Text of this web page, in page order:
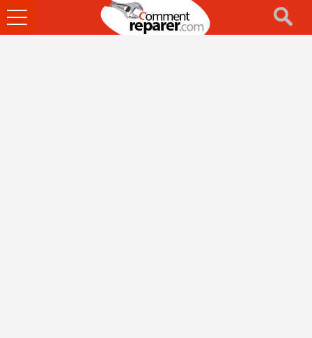
Ouvrir
le